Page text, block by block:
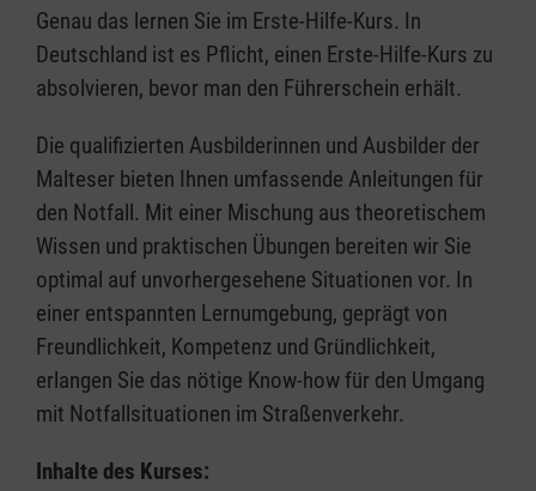
Genau das lernen Sie im Erste-Hilfe-Kurs. In
Deutschland ist es Pflicht, einen Erste-Hilfe-Kurs zu
absolvieren, bevor man den Führerschein erhält.
Die qualifizierten Ausbilderinnen und Ausbilder der
Malteser bieten Ihnen umfassende Anleitungen für
den Notfall. Mit einer Mischung aus theoretischem
Wissen und praktischen Übungen bereiten wir Sie
optimal auf unvorhergesehene Situationen vor. In
einer entspannten Lernumgebung, geprägt von
Freundlichkeit, Kompetenz und Gründlichkeit,
erlangen Sie das nötige Know-how für den Umgang
mit Notfallsituationen im Straßenverkehr.
Inhalte des Kurses: